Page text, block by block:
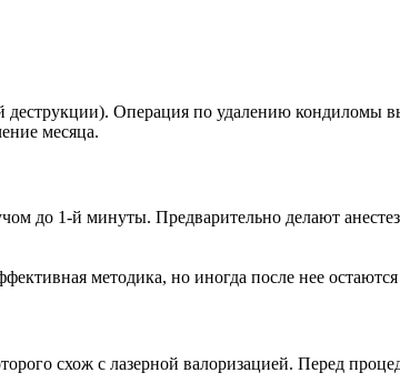
Операция по удалению кондиломы
месяца.
до 1-й минуты. Предварительно делают
методика, но иногда после нее
схож с лазерной валоризацией. Перед